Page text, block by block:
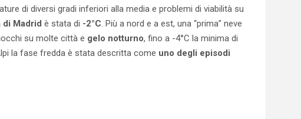
di diversi gradi inferiori alla media e problemi di viabilità su
di Madrid è stata di -2°C. Più a nord e a est, una “prima” neve
su molte città e gelo notturno, fino a -4°C la minima di
la fase fredda è stata descritta come uno degli episodi